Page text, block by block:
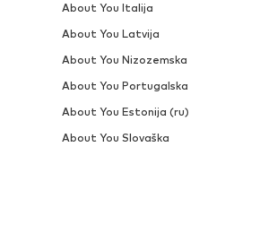
About You Italija
About You Latvija
About You Nizozemska
About You Portugalska
About You Estonija (ru)
About You Slovaška